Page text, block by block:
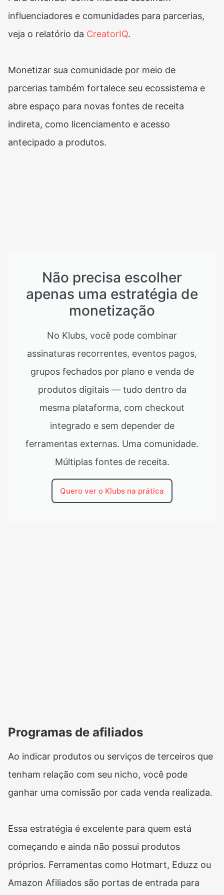
influenciadores e comunidades para parcerias,
veja o relatório da CreatorIQ.
Monetizar sua comunidade por meio de
parcerias também fortalece seu ecossistema e
abre espaço para novas fontes de receita
indireta, como licenciamento e acesso
antecipado a produtos.
Não precisa escolher
apenas uma estratégia de
monetização
No Klubs, você pode combinar
assinaturas recorrentes, eventos pagos,
grupos fechados por plano e venda de
produtos digitais — tudo dentro da
mesma plataforma, com checkout
integrado e sem depender de
ferramentas externas. Uma comunidade.
Múltiplas fontes de receita.
Quero ver o Klubs na prática
Programas de afiliados
Ao indicar produtos ou serviços de terceiros que
tenham relação com seu nicho, você pode
ganhar uma comissão por cada venda realizada.
Essa estratégia é excelente para quem está
começando e ainda não possui produtos
próprios. Ferramentas como Hotmart, Eduzz ou
Amazon Afiliados são portas de entrada para